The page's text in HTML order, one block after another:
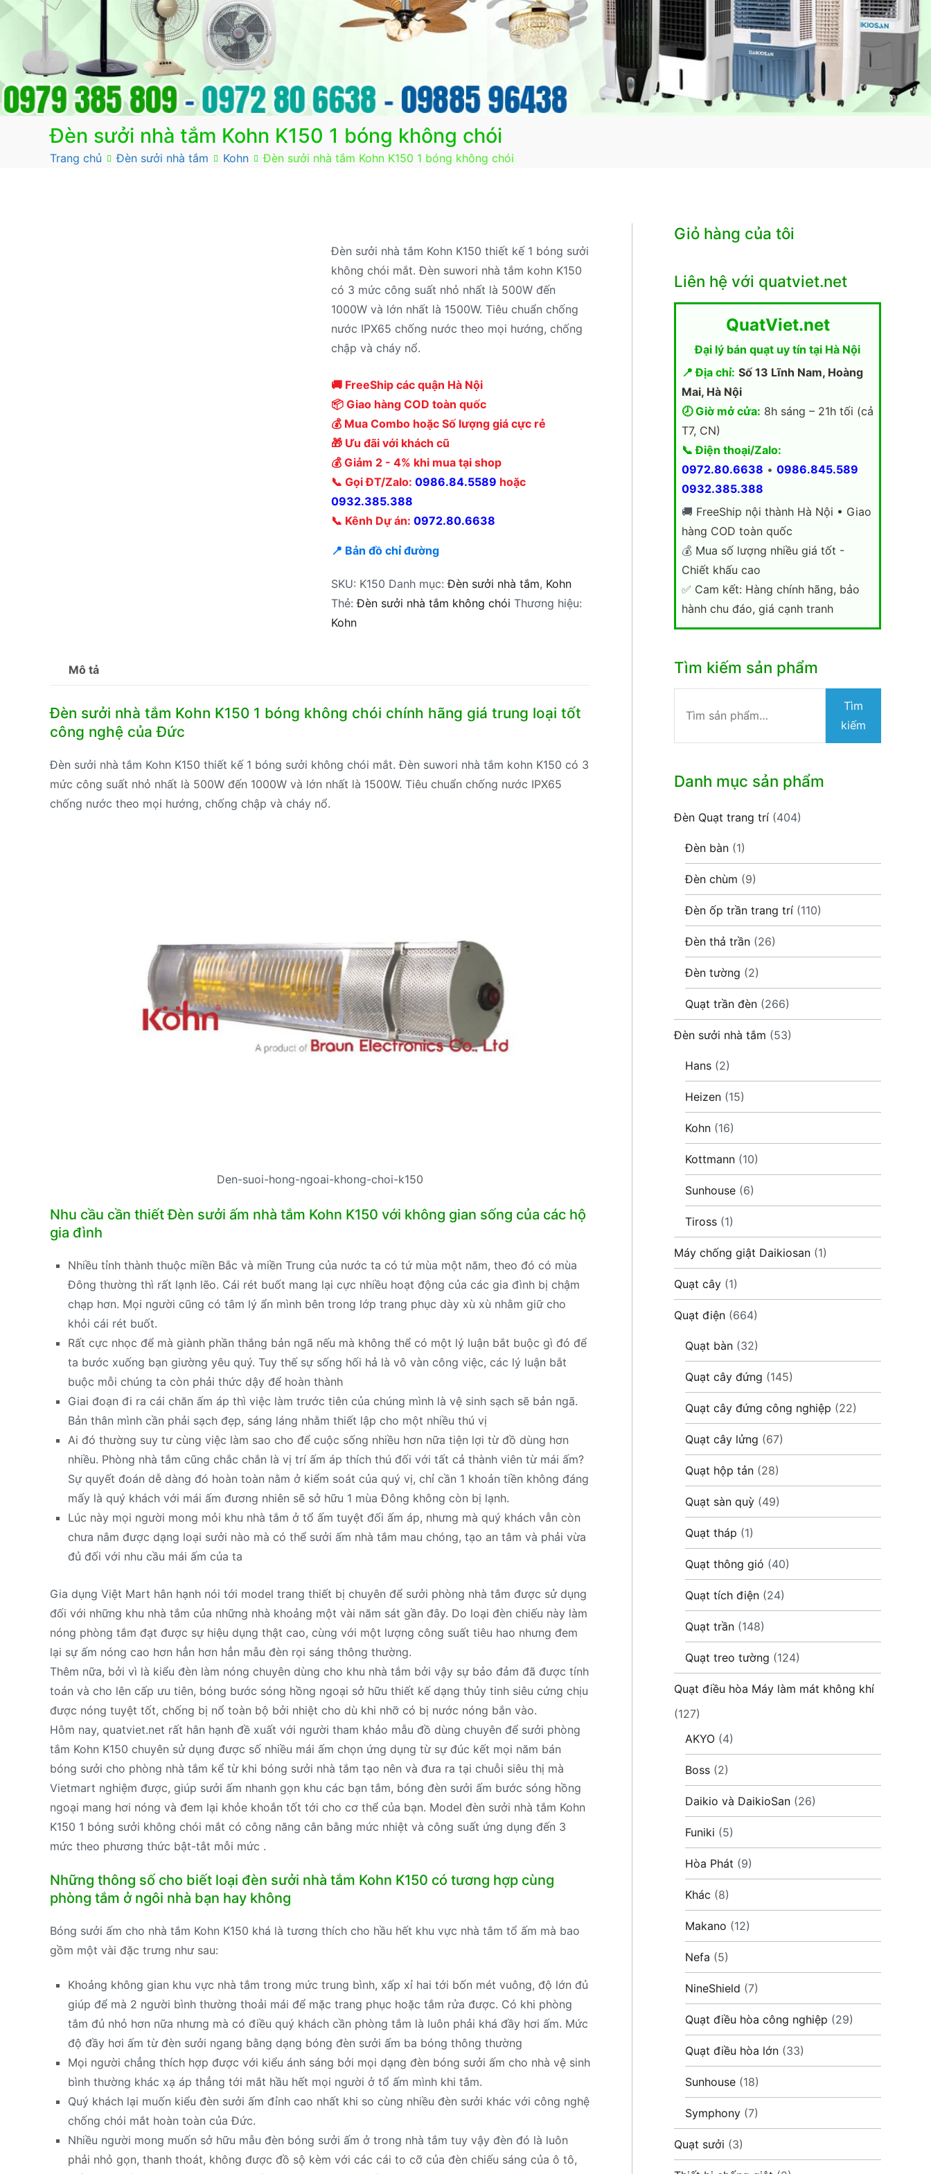
Đèn sưởi nhà tắm Kohn K150 1 bóng không chói
Trang chủ Đèn sưởi nhà tắm Kohn Đèn sưởi nhà tắm Kohn K150 1 bóng không chói
Đèn sưởi nhà tắm Kohn K150 thiết kế 1 bóng sưởi
không chói mắt. Đèn suwori nhà tắm kohn K150
có 3 mức công suất nhỏ nhất là 500W đến
1000W và lớn nhất là 1500W. Tiêu chuẩn chống
nước IPX65 chống nước theo mọi hướng, chống
chập và cháy nổ.
🚚 FreeShip các quận Hà Nội
📦 Giao hàng COD toàn quốc
💰 Mua Combo hoặc Số lượng giá cực rẻ
🎁 Ưu đãi với khách cũ
💰 Giảm 2 - 4% khi mua tại shop
📞 Gọi ĐT/Zalo: 0986.84.5589 hoặc
0932.385.388
📞 Kênh Dự án: 0972.80.6638
📍 Bản đồ chỉ đường
SKU: K150 Danh mục:Đèn sưởi nhà tắm, Kohn
Thẻ:Đèn sưởi nhà tắm không chói Thương hiệu:
Kohn
Mô tả
Đèn sưởi nhà tắm Kohn K150 1 bóng không chói chính hãng giá trung loại tốt
công nghệ của Đức
Đèn sưởi nhà tắm Kohn K150 thiết kế 1 bóng sưởi không chói mắt. Đèn suwori nhà tắm kohn K150 có 3
mức công suất nhỏ nhất là 500W đến 1000W và lớn nhất là 1500W. Tiêu chuẩn chống nước IPX65
chống nước theo mọi hướng, chống chập và cháy nổ.
Den-suoi-hong-ngoai-khong-choi-k150
Nhu cầu cần thiết Đèn sưởi ấm nhà tắm Kohn K150 với không gian sống của các hộ
gia đình
Nhiều tỉnh thành thuộc miền Bắc và miền Trung của nước ta có tứ mùa một năm, theo đó có mùa
Đông thường thì rất lạnh lẽo. Cái rét buốt mang lại cực nhiều hoạt động của các gia đình bị chậm
chạp hơn. Mọi người cũng có tâm lý ẩn mình bên trong lớp trang phục dày xù xù nhằm giữ cho
khỏi cái rét buốt.
Rất cực nhọc để mà giành phần thắng bản ngã nếu mà không thể có một lý luận bắt buộc gì đó để
ta bước xuống bạn giường yêu quý. Tuy thế sự sống hối hả là vô vàn công việc, các lý luận bắt
buộc mỗi chúng ta còn phải thức dậy để hoàn thành
Giai đoạn đi ra cái chăn ấm áp thì việc làm trước tiên của chúng mình là vệ sinh sạch sẽ bản ngã.
Bản thân mình cần phải sạch đẹp, sáng láng nhằm thiết lập cho một nhiều thú vị
Ai đó thường suy tư cùng việc làm sao cho để cuộc sống nhiều hơn nữa tiện lợi từ đồ dùng hơn
nhiều. Phòng nhà tắm cũng chắc chắn là vị trí ấm áp thích thú đối với tất cả thành viên từ mái ấm?
Sự quyết đoán dễ dàng đó hoàn toàn nằm ở kiểm soát của quý vị, chỉ cần 1 khoản tiền không đáng
mấy là quý khách với mái ấm đương nhiên sẽ sở hữu 1 mùa Đông không còn bị lạnh.
Lúc này mọi người mong mỏi khu nhà tắm ở tổ ấm tuyệt đối ấm áp, nhưng mà quý khách vẫn còn
chưa nắm được dạng loại sưởi nào mà có thể sưởi ấm nhà tắm mau chóng, tạo an tâm và phải vừa
đủ đối với nhu cầu mái ấm của ta
Gia dụng Việt Mart hân hạnh nói tới model trang thiết bị chuyên để sưởi phòng nhà tắm được sử dụng
đối với những khu nhà tắm của những nhà khoảng một vài năm sát gần đây. Do loại đèn chiếu này làm
nóng phòng tắm đạt được sự hiệu dụng thật cao, cùng với một lượng công suất tiêu hao nhưng đem
lại sự ấm nóng cao hơn hẳn hơn hẳn mẫu đèn rọi sáng thông thường.
Thêm nữa, bởi vì là kiểu đèn làm nóng chuyên dùng cho khu nhà tắm bởi vậy sự bảo đảm đã được tính
toán và cho lên cấp ưu tiên, bóng bước sóng hồng ngoại sở hữu thiết kế dạng thủy tinh siêu cứng chịu
được nóng tuyệt tốt, chống bị nổ toàn bộ bởi nhiệt cho dù khi nhỡ có bị nước nóng bắn vào.
Hôm nay, quatviet.net rất hân hạnh đề xuất với người tham khảo mẫu đồ dùng chuyên để sưởi phòng
tắm Kohn K150 chuyên sử dụng được số nhiều mái ấm chọn ứng dụng từ sự đúc kết mọi năm bán
bóng sưởi cho phòng nhà tắm kể từ khi bóng sưởi nhà tắm tạo nên và đưa ra tại chuỗi siêu thị mà
Vietmart nghiệm được, giúp sưởi ấm nhanh gọn khu các bạn tắm, bóng đèn sưởi ấm bước sóng hồng
ngoại mang hơi nóng và đem lại khỏe khoắn tốt tới cho cơ thể của bạn. Model đèn sưởi nhà tắm Kohn
K150 1 bóng sưởi không chói mắt có công năng cân bằng mức nhiệt và công suất ứng dụng đến 3
mức theo phương thức bật-tắt mỗi mức .
Những thông số cho biết loại đèn sưởi nhà tắm Kohn K150 có tương hợp cùng
phòng tắm ở ngôi nhà bạn hay không
Bóng sưởi ấm cho nhà tắm Kohn K150 khá là tương thích cho hầu hết khu vực nhà tắm tổ ấm mà bao
gồm một vài đặc trưng như sau:
Khoảng không gian khu vực nhà tắm trong mức trung bình, xấp xỉ hai tới bốn mét vuông, độ lớn đủ
giúp để mà 2 người bình thường thoải mái để mặc trang phục hoặc tắm rửa được. Có khi phòng
tắm đủ nhỏ hơn nữa nhưng mà có điều quý khách cần phòng tắm là luôn phải khá đầy hơi ấm. Mức
độ đầy hơi ấm từ đèn sưởi ngang bằng dạng bóng đèn sưởi ấm ba bóng thông thường
Mọi người chẳng thích hợp được với kiểu ánh sáng bởi mọi dạng đèn bóng sưởi ấm cho nhà vệ sinh
bình thường khác xạ áp thẳng tới mắt hầu hết mọi người ở tổ ấm mình khi tắm.
Quý khách lại muốn kiểu đèn sưởi ấm đỉnh cao nhất khi so cùng nhiều đèn sưởi khác với công nghệ
chống chói mắt hoàn toàn của Đức.
Nhiều người mong muốn sở hữu mẫu đèn bóng sưởi ấm ở trong nhà tắm tuy vậy đèn đó là luôn
phải nhỏ gọn, thanh thoát, không được đồ sộ kèm với các cái to cỡ của đèn chiếu sáng của ô tô,
Giỏ hàng của tôi
Liên hệ với quatviet.net
QuatViet.net
Đại lý bán quạt uy tín tại Hà Nội
📍 Địa chỉ: Số 13 Lĩnh Nam, Hoàng
Mai, Hà Nội
🕗 Giờ mở cửa: 8h sáng – 21h tối (cả
T7, CN)
📞 Điện thoại/Zalo:
0972.80.6638 • 0986.845.589
0932.385.388
🚚 FreeShip nội thành Hà Nội • Giao
hàng COD toàn quốc
💰 Mua số lượng nhiều giá tốt -
Chiết khấu cao
✅ Cam kết: Hàng chính hãng, bảo
hành chu đáo, giá cạnh tranh
Tìm kiếm sản phẩm
kiếm:
Tìm
kiếm
Danh mục sản phẩm
Đèn Quạt trang trí (404)
Đèn bàn (1)
Đèn chùm (9)
Đèn ốp trần trang trí (110)
Đèn thả trần (26)
Đèn tường (2)
Quạt trần đèn (266)
Đèn sưởi nhà tắm (53)
Hans (2)
Heizen (15)
Kohn (16)
Kottmann (10)
Sunhouse (6)
Tiross (1)
Máy chống giật Daikiosan (1)
Quạt cây (1)
Quạt điện (664)
Quạt bàn (32)
Quạt cây đứng (145)
Quạt cây đứng công nghiệp (22)
Quạt cây lửng (67)
Quạt hộp tản (28)
Quạt sàn quỳ (49)
Quạt tháp (1)
Quạt thông gió (40)
Quạt tích điện (24)
Quạt trần (148)
Quạt treo tường (124)
Quạt điều hòa Máy làm mát không khí
(127)
AKYO (4)
Boss (2)
Daikio và DaikioSan (26)
Funiki (5)
Hòa Phát (9)
Khác (8)
Makano (12)
Nefa (5)
NineShield (7)
Quạt điều hòa công nghiệp (29)
Quạt điều hòa lớn (33)
Sunhouse (18)
Symphony (7)
Quạt sưởi (3)